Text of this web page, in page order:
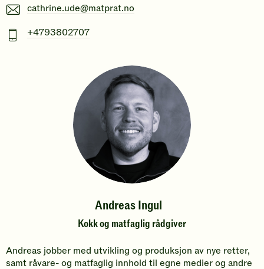
E-
cathrine.ude@matprat.no
Mobiltelefonnummer
+4793802707
Andreas Ingul
Kokk og matfaglig rådgiver
Andreas jobber med utvikling og produksjon av nye retter,
samt råvare- og matfaglig innhold til egne medier og andre